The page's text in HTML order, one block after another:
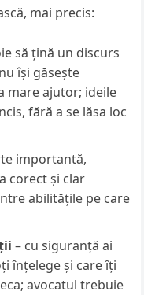
mai precis:
să țină un discurs
își găsește
mare ajutor; ideile
fără a se lăsa loc
importantă,
corect și clar
abilitățile pe care
– cu siguranță ai
înțelege și care îți
avocatul trebuie